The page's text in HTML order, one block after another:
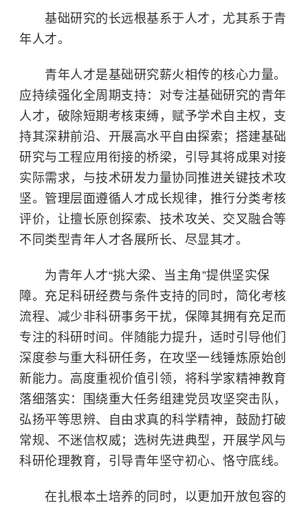
基础研究的长远根基系于人才，尤其系于青
年人才。
青年人才是基础研究薪火相传的核心力量。
应持续强化全周期支持：对专注基础研究的青年
人才，破除短期考核束缚，赋予学术自主权，支
持其深耕前沿、开展高水平自由探索；搭建基础
研究与工程应用衔接的桥梁，引导其将成果对接
实际需求，与技术研发力量协同推进关键技术攻
坚。管理层面遵循人才成长规律，推行分类考核
评价，让擅长原创探索、技术攻关、交叉融合等
不同类型青年人才各展所长、尽显其才。
为青年人才“挑大梁、当主角”提供坚实保
障。充足科研经费与条件支持的同时，简化考核
流程、减少非科研事务干扰，保障其拥有充足而
专注的科研时间。伴随能力提升，适时引导他们
深度参与重大科研任务，在攻坚一线锤炼原始创
新能力。高度重视价值引领，将科学家精神教育
落细落实：围绕重大任务组建党员攻坚突击队，
弘扬平等思辨、自由求真的科学精神，鼓励打破
常规、不迷信权威；选树先进典型，开展学风与
科研伦理教育，引导青年坚守初心、恪守底线。
在扎根本土培养的同时，以更加开放包容的